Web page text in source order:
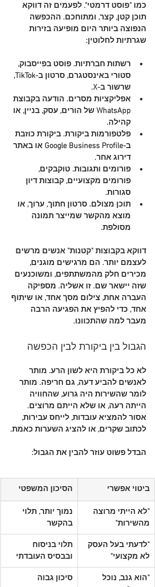
כמו "פוסט דרמטי". לפעמים זה דווקא
תוכן קטן, קצר, ומתוחכם. ההכפשה
הנפוצה ביותר היום מופיעה בזירות
שגרתיות לחלוטין:
רשתות חברתיות. פוסט בפייסבוק,
סטורי באינסטגרם, סרטון ב-TikTok,
שרשור ב-X.
אפליקציות מסרים. הודעה בקבוצת
WhatsApp של הורים, עסק, בניין, או
קהילה.
פלטפורמות ביקורת. ביקורת כוזבת
ב-Google Business Profile או באתר
דירוג אחר.
פורומים ותגובות. טוקבקים,
פורומים מקצועיים, קבוצות דיון
סגורות.
תוכן מצולם. סרטון חתוך, ערוך, או
מוצא מהקשר שמייצר תמונה
מסולפת.
דווקא בקבוצות "קטנות" אנשים מרשים
לעצמם יותר. הם מרגישים מוגנים,
מכירים חלק מהמשתתפים, ומשוכנעים
שזה יישאר שם. זו אשליה. מספיקה
העברה אחת, צילום מסך אחד, או שיתוף
אחד, כדי להפיץ את הפגיעה הרבה
מעבר למה שהתכוונו.
הגבול בין ביקורת לבין הכפשה
לא כל ביקורת היא לשון הרע. מותר
לאנשים להביע דעה, גם חריפה. מותר
לומר שהשירות היה גרוע, שהחוויה
הייתה רעה, או שלא הייתם מרוצים.
אסור להמציא עובדות, לייחס עבירות,
לכתוב שקרים, או להציג השערות כאמת.
הבדל פשוט עוזר להבין את הגבול:
ביטוי אפשרי הסיכון המשפטי
"לא הייתי מרוצה
מהשירות"
נמוך יותר, תלוי
בהקשר
"לדעתי בעל העסק
לא מקצועי"
תלוי בניסוח
ובבסיס העובדתי
"הוא גנב, נוכל
סיכון גבוה